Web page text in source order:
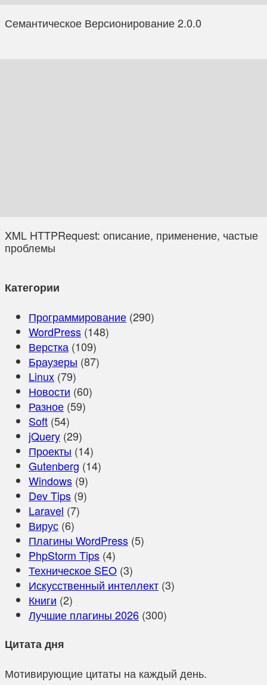
Семантическое Версионирование 2.0.0
XML HTTPRequest: описание, применение, частые
проблемы
Категории
Программирование (290)
WordPress (148)
Верстка (109)
Браузеры (87)
Linux (79)
Новости (60)
Разное (59)
Soft (54)
jQuery (29)
Проекты (14)
Gutenberg (14)
Windows (9)
Dev Tips (9)
Laravel (7)
Вирус (6)
Плагины WordPress (5)
PhpStorm Tips (4)
Техническое SEO (3)
Искусственный интеллект (3)
Книги (2)
Лучшие плагины 2026 (300)
Цитата дня
Мотивирующие цитаты на каждый день.